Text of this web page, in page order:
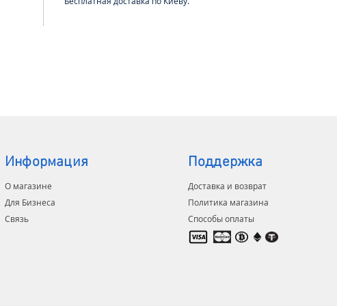
Информация
О магазине
Для Бизнеса
Связь
Поддержка
Доставка и возврат
Политика магазина
Способы оплаты